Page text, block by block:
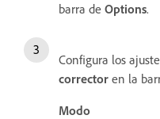
barra de Options.
Configura los
corrector en la
Modo